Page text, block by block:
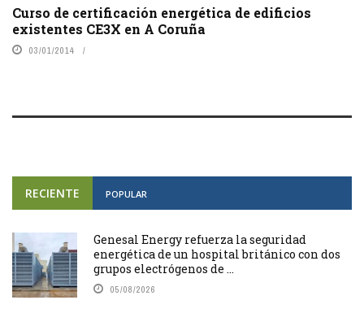
Curso de certificación energética de edificios
existentes CE3X en A Coruña
03/01/2014
RECIENTE POPULAR
Genesal Energy refuerza la seguridad
energética de un hospital británico con dos
grupos electrógenos de ...
05/08/2026